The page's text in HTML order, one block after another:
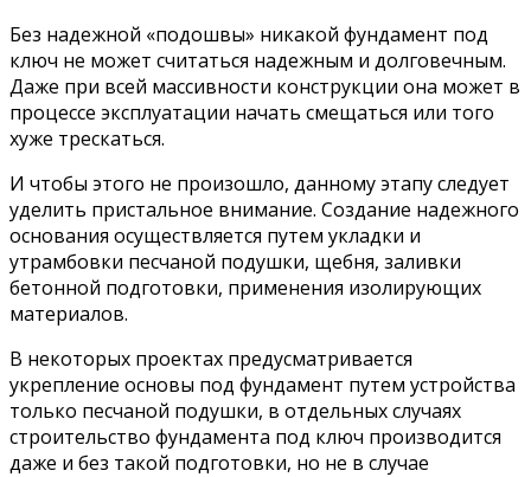
Без надежной «подошвы» никакой фундамент под
ключ не может считаться надежным и долговечным.
Даже при всей массивности конструкции она может в
процессе эксплуатации начать смещаться или того
хуже трескаться.
И чтобы этого не произошло, данному этапу следует
уделить пристальное внимание. Создание надежного
основания осуществляется путем укладки и
утрамбовки песчаной подушки, щебня, заливки
бетонной подготовки, применения изолирующих
материалов.
В некоторых проектах предусматривается
укрепление основы под фундамент путем устройства
только песчаной подушки, в отдельных случаях
строительство фундамента под ключ производится
даже и без такой подготовки, но не в случае